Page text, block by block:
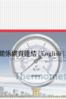
關係網頁連結|English|